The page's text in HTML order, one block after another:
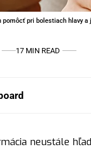
pomôcť pri bolestiach hlavy
17 MIN READ
neustále